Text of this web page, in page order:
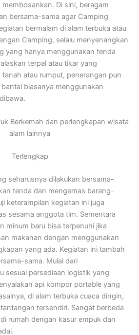
Di sini, beragam
bersama-sama agar Camping
bermalam di alam terbuka atau
Camping, selalu menyenangkan
yang hanya menggunakan tenda
terpal atau tikar yang
atau rumput, penerangan pun
biasanya menggunakan
Berkemah dan perlengkapan wisata
alam lainnya
Terlengkap
seharusnya dilakukan bersama-
tenda dan mengemas barang-
keterampilan kegiatan ini juga
sesama anggota tim. Sementara
minum baru bisa terpenuhi jika
makanan dengan menggunakan
yang ada. Kegiatan ini tambah
sama. Mulai dari
sesuai persediaan logistik yang
api kompor portable yang
di alam terbuka cuaca dingin,
tersendiri. Sangat berbeda
rumah dengan kasur empuk dan